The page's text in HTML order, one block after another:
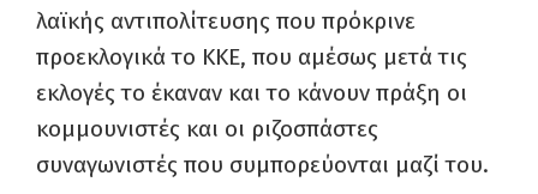
λαϊκής αντιπολίτευσης που πρόκρινε
προεκλογικά το ΚΚΕ, που αμέσως μετά τις
εκλογές το έκαναν και το κάνουν πράξη οι
κομμουνιστές και οι ριζοσπάστες
συναγωνιστές που συμπορεύονται μαζί του.